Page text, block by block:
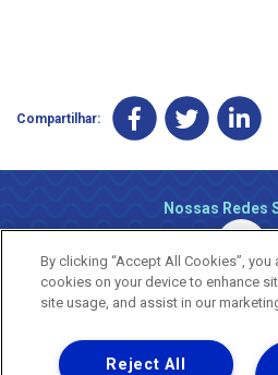
Compartilhar:
Nossas Redes
By clicking “Accept All Cookies”,
cookies on your device to enhance
site usage, and assist in our
Reject All